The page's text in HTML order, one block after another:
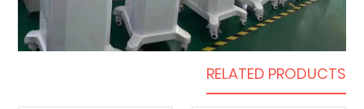
RELATED PRODUCTS